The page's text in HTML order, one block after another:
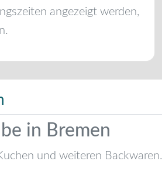
angezeigt werden,
in Bremen
und weiteren Backwaren.